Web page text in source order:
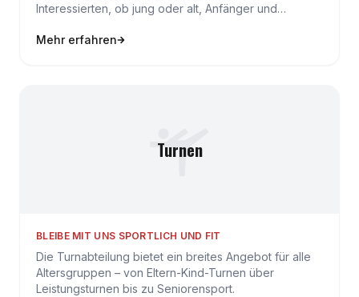
Interessierten, ob jung oder alt, Anfänger und
Mehr erfahren
Turnen
BLEIBE MIT UNS SPORTLICH UND FIT
Die Turnabteilung bietet ein breites Angebot für alle
Altersgruppen – von Eltern-Kind-Turnen über
Leistungsturnen bis zu Seniorensport.